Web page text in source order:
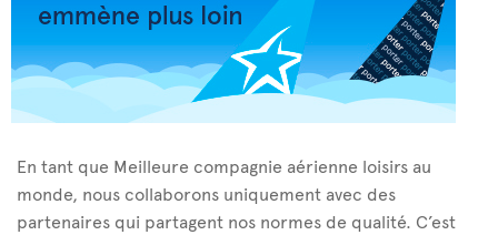
En tant que Meilleure compagnie aérienne loisirs au
monde, nous collaborons uniquement avec des
partenaires qui partagent nos normes de qualité. C’est